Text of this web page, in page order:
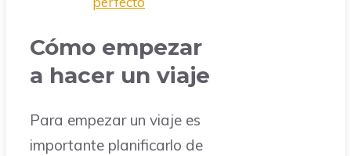
Cómo empezar
a hacer un viaje
Para empezar un viaje es
importante planificarlo de